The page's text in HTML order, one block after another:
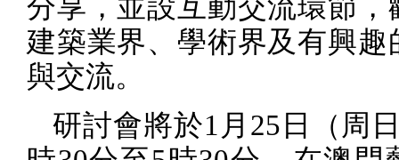
分享，並設互動交流環節，
建築業界、學術界及有興趣
與交流。
研討會將於1 月 25 日（周